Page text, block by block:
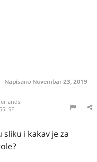
Napisano Novembar 23, 2019
SE
sliku i kakav je za